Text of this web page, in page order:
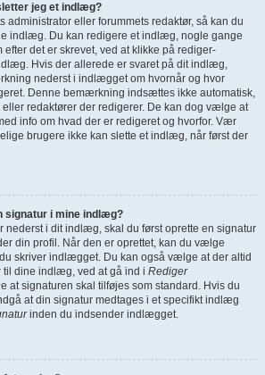
jeg et indlæg?
administrator eller forummets redaktør, så kan du
indlæg. Du kan redigere et indlæg, nogle gange
det er skrevet, ved at klikke på rediger-
Hvis der allerede er svaret på dit indlæg,
nederst i indlægget om hvornår og hvor
Denne bemærkning indsættes ikke automatisk,
eller redaktører der redigerer. De kan dog vælge at
info om hvad der er redigeret og hvorfor. Vær
brugere ikke kan slette et indlæg, når først der
signatur i mine indlæg?
nederst i dit indlæg, skal du først oprette en signatur
din profil. Når den er oprettet, kan du vælge
skriver indlægget. Du kan også vælge at der altid
dine indlæg, ved at gå ind i Rediger
at signaturen skal tilføjes som standard. Hvis du
at din signatur medtages i et specifikt indlæg
inden du indsender indlægget.